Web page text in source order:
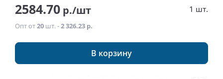
2584.70 р./шт 1 шт.
Опт от20 шт. -2 326.23 р.
В корзину